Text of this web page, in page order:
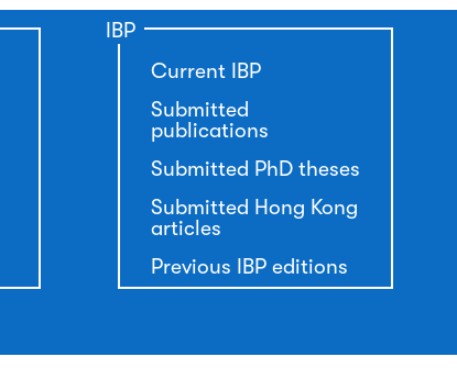
IBP
Current IBP
Submitted
publications
Submitted PhD theses
Submitted Hong Kong
articles
Previous IBP editions